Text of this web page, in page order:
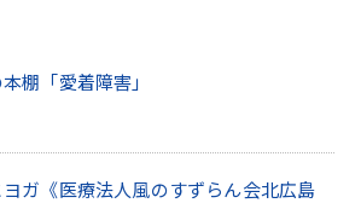
棚「愛着障害」
ガ《医療法人風のすずらん会北広島